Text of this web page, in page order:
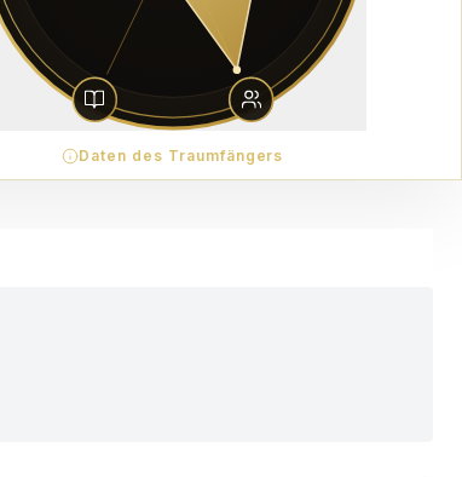
Daten des Traumfängers